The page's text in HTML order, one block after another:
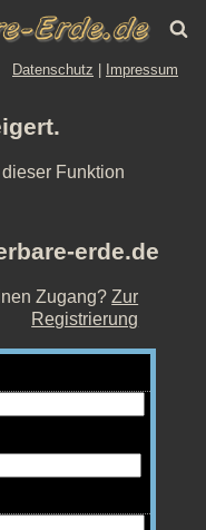
Datenschutz Impressum
Funktion
erde.de
Zugang?Zur
Registrierung